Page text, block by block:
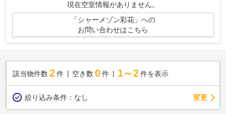
現在空室情報がありません。
「シャーメゾン彩花」への
お問い合わせはこちら
該当物件数 2件 空き数 0 件 1～2 件を表示
絞り込み条件： なし 変更